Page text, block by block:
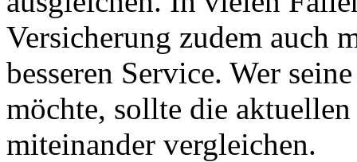
Versicherung zudem auch
besseren Service. Wer
möchte, sollte die
miteinander vergleichen.